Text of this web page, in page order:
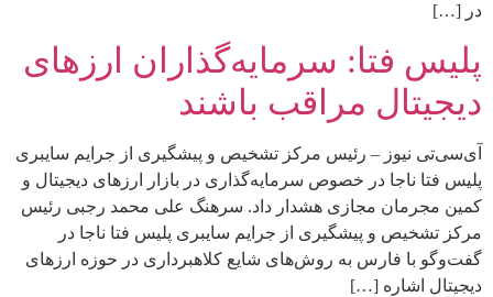
در […]
پلیس فتا: سرمایه‌گذاران ارزهای
دیجیتال مراقب باشند
آی‌سی‌تی نیوز – رئیس مرکز تشخیص و پیشگیری از جرایم سایبری
پلیس فتا ناجا در خصوص سرمایه‌گذاری در بازار ارزهای دیجیتال و
کمین مجرمان مجازی هشدار داد. سرهنگ علی محمد رجبی رئیس
مرکز تشخیص و پیشگیری از جرایم سایبری پلیس فتا ناجا در
گفت‌وگو با فارس به روش‌های شایع کلاهبرداری در حوزه ارزهای
دیجیتال اشاره […]